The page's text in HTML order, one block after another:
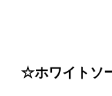
☆ホワイトソ